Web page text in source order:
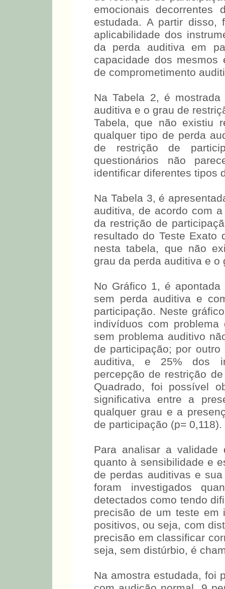
A avaliação audiológica
da perda auditiva; os
de restrição de
emocionais decorrentes
estudada. A partir disso,
aplicabilidade dos
capacidade dos
de comprometimento
Na Tabela 2, é
auditiva e o grau de
nesta Tabela, que não
entre qualquer tipo de
questionários não
identificar diferentes tipos
Na Tabela 3, é
auditiva, de acordo com
da restrição de
nesta tabela, que não
grau da perda auditiva e
No Gráfico 1, é
sem perda auditiva e
participação. Neste
indivíduos com
sem problema auditivo
de participação; por
auditiva, e 25% dos
percepção de restrição
Quadrado, foi possível
qualquer grau e a
de participação (p= 0,118).
Para analisar a validade
quanto à sensibilidade e
de perdas auditivas e
foram investigados
detectados como tendo
precisão de um teste em
precisão em classificar